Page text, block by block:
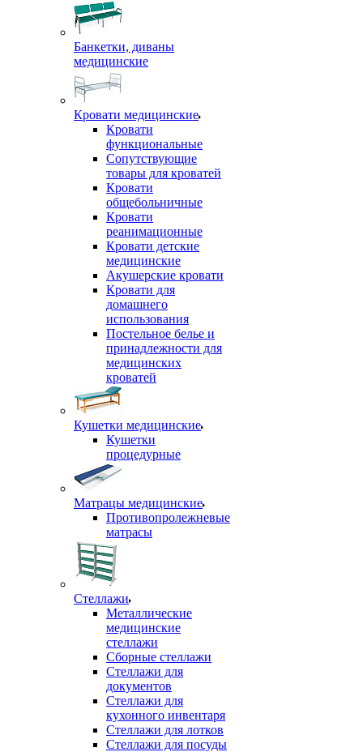
Банкетки, диваны
медицинские
Кровати медицинские
Кровати
функциональные
Сопутствующие
товары для кроватей
Кровати
общебольничные
Кровати
реанимационные
Кровати детские
медицинские
Акушерские кровати
Кровати для
домашнего
использования
Постельное белье и
принадлежности для
медицинских
кроватей
Кушетки медицинские
Кушетки
процедурные
Матрацы медицинские
Противопролежневые
матрасы
Стеллажи
Металлические
медицинские
стеллажи
Сборные стеллажи
Стеллажи для
документов
Стеллажи для
кухонного инвентаря
Стеллажи для лотков
Стеллажи для посуды